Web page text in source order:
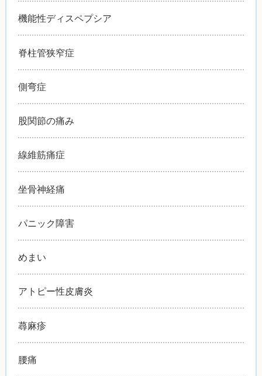
機能性ディスペプシア
脊柱管狭窄症
側弯症
股関節の痛み
線維筋痛症
坐骨神経痛
パニック障害
めまい
アトピー性皮膚炎
蕁麻疹
腰痛